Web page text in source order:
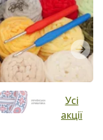
Next
Усі
акції